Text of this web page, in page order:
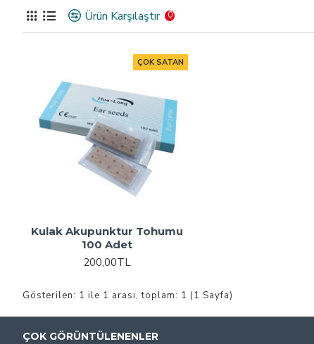
Ürün Karşılaştır 0
ÇOK SATAN
Kulak Akupunktur Tohumu
100 Adet
200,00TL
Gösterilen: 1 ile 1 arası, toplam: 1 (1 Sayfa)
ÇOK GÖRÜNTÜLENENLER